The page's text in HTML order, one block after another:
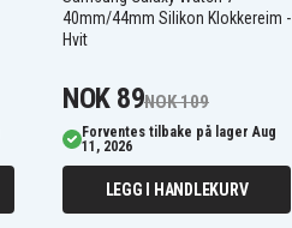
40mm/44mm Silikon Klokkereim -
Hvit
NOK 89NOK 109
Forventes tilbake på lager Aug
11, 2026
LEGG I HANDLEKURV